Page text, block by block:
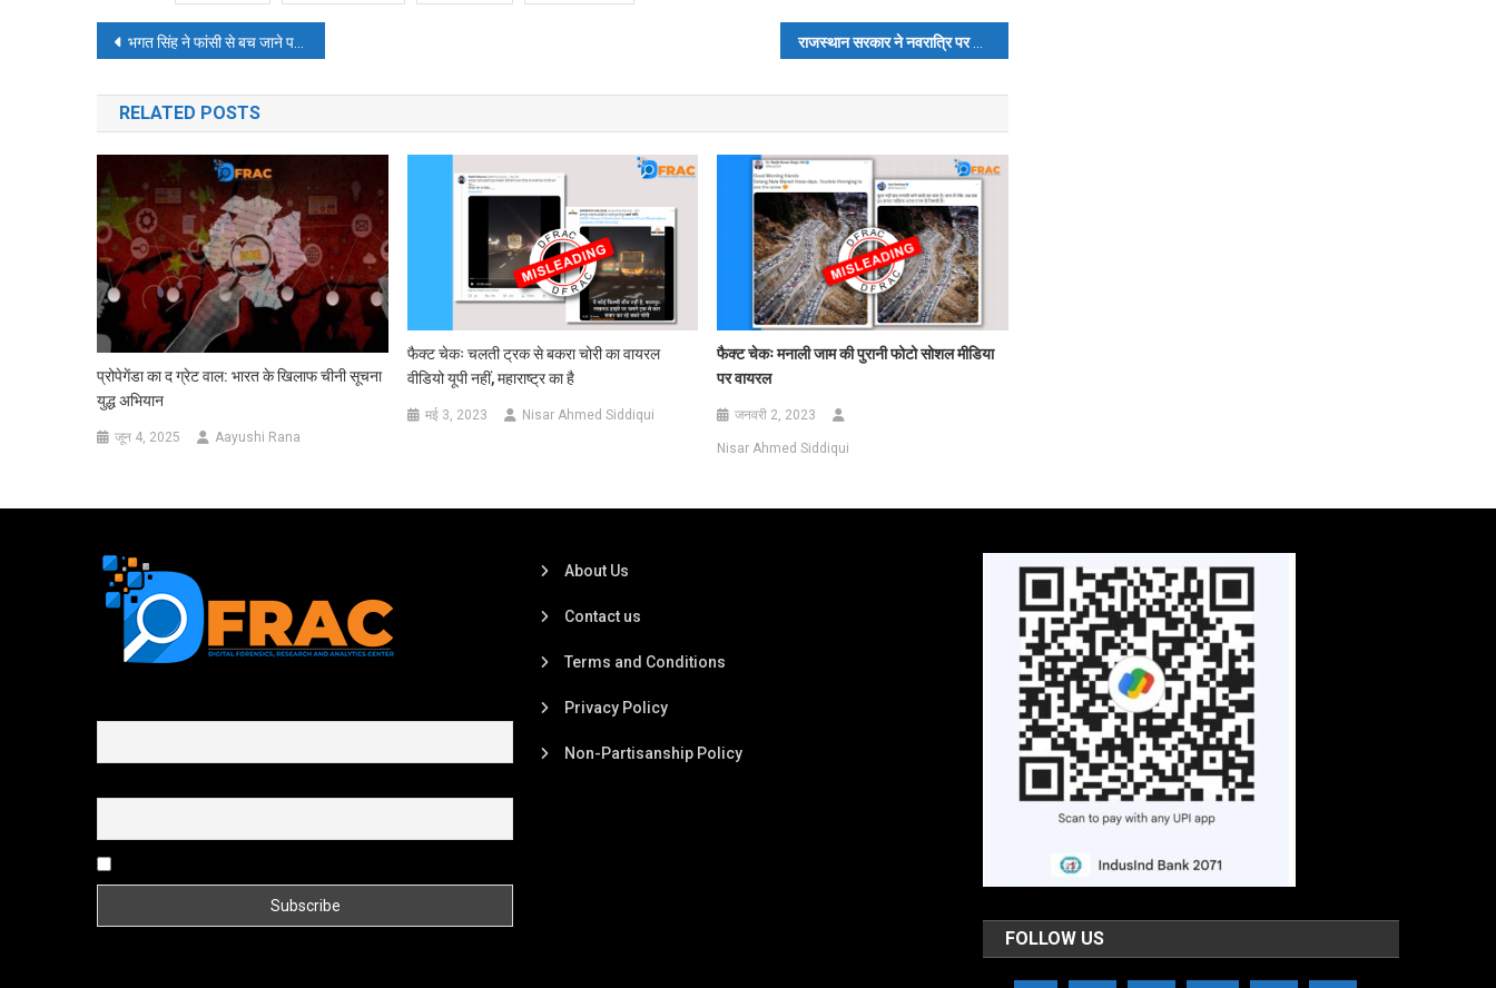
पोस्ट
नेविगेशन
भगत सिंह ने फांसी से बच जाने पर पूरा जीवन अंबेडकर के मिशन में लगाने की प्रतिज्ञा ली थी? पढ़ें-फ़ैक्ट-चेक
RELATED POSTS
प्रोपेगेंडा का द ग्रेट वाल: भारत के खिलाफ चीनी सूचना
युद्ध अभियान
जून 4, 2025 Aayushi Rana
फैक्ट चेकः चलती ट्रक से बकरा चोरी का वायरल
वीडियो यूपी नहीं, महाराष्ट्र का है
मई 3, 2023 Nisar Ahmed Siddiqui
फैक्ट चेकः मनाली जाम की पुरानी फोटो सोशल मीडिया
पर वायरल
जनवरी 2, 2023
Nisar Ahmed Siddiqui
About Us
Contact us
Terms and Conditions
Privacy Policy
Non-Partisanship Policy
FOLLOW US